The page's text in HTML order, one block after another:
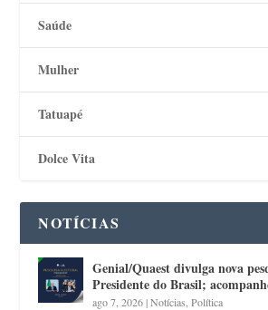
Saúde
Mulher
Tatuapé
Dolce Vita
NOTÍCIAS
Genial/Quaest divulga nova
Presidente do Brasil;
ago 7, 2026|Notícias ,Política